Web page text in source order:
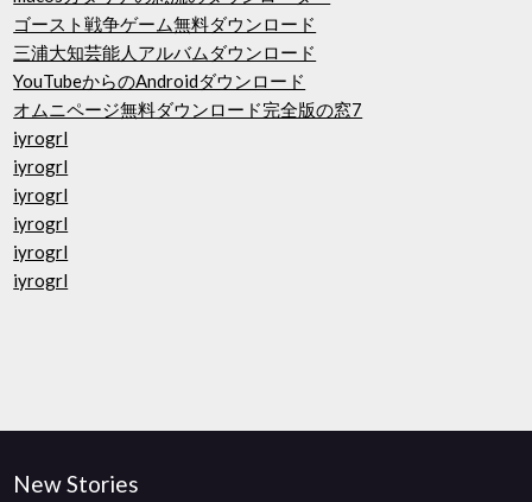
ゴースト戦争ゲーム無料ダウンロード
三浦大知芸能人アルバムダウンロード
YouTubeからのAndroidダウンロード
オムニページ無料ダウンロード完全版の窓7
iyrogrl
iyrogrl
iyrogrl
iyrogrl
iyrogrl
iyrogrl
New Stories